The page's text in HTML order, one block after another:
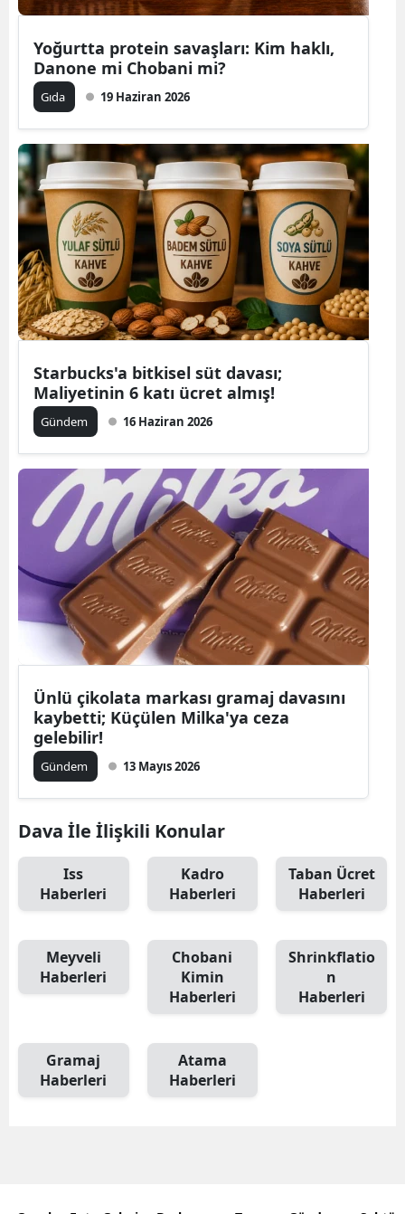
Yoğurtta protein savaşları: Kim haklı,
Danone mi Chobani mi?
Gıda 19 Haziran 2026
Starbucks'a bitkisel süt davası;
Maliyetinin 6 katı ücret almış!
Gündem 16 Haziran 2026
Ünlü çikolata markası gramaj davasını
kaybetti; Küçülen Milka'ya ceza
gelebilir!
Gündem 13 Mayıs 2026
Dava İle İlişkili Konular
Iss
Haberleri
Kadro
Haberleri
Taban Ücret
Haberleri
Meyveli
Haberleri
Chobani
Kimin
Haberleri
Shrinkflatio
n
Haberleri
Gramaj
Haberleri
Atama
Haberleri